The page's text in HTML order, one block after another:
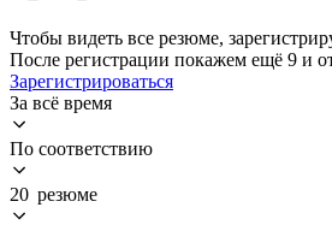
Чтобы видеть все резюме,
После регистрации покажем ещё 9 и
Зарегистрироваться
За всё время
По соответствию
20 резюме